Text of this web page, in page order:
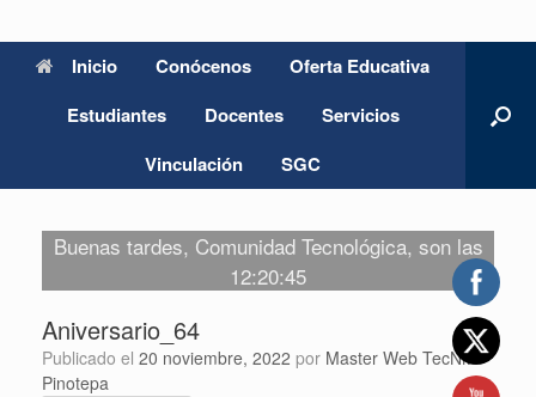
Inicio Conócenos
Oferta Educativa
Estudiantes
Docentes
Servicios
Vinculación
SGC
Buenas tardes, Comunidad Tecnológica, son las
12:20:45
Aniversario_64
Publicado el 20 noviembre, 2022 por Master Web TecNM
Pinotepa